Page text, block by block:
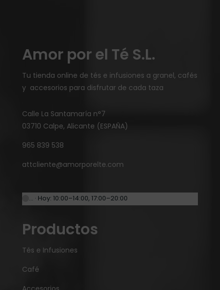
Amor por el Té S.L.
Tu tienda online de tés e infusiones a granel, cafés
y accesorios para disfrutar de cada taza
Calle La Santamaría n°7
03710 Calpe, Alicante (ESPAÑA)
965 839 538
attcliente@amorporelte.com
… · Hoy: 10:00–14:00, 17:00–20:00
Productos
Tés e Infusiones
Café